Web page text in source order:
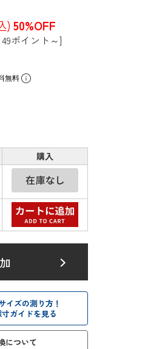
) 50%OFF
ポイント～]
無料
購入
イズの測り方！
寸ガイドを見る
について